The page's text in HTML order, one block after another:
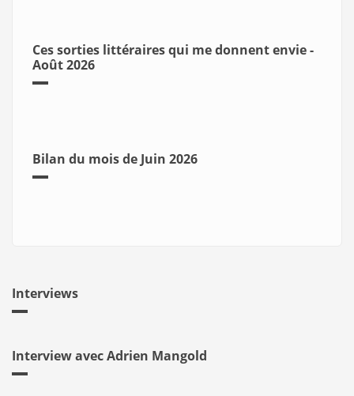
Ces sorties littéraires qui me donnent envie -
Août 2026
Bilan du mois de Juin 2026
Interviews
Interview avec Adrien Mangold